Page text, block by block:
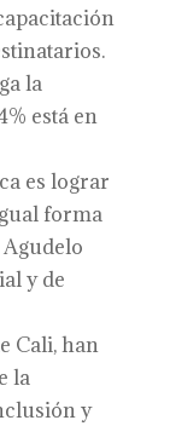
la
está en
es lograr
forma
y de
Cali, han
la
y